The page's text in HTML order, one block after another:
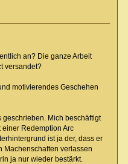
an? Die ganze Arbeit
versandet?
motivierendes Geschehen
geschrieben. Mich beschäftigt
Redemption Arc
ist ja der, dass er
Machenschaften verlassen
ja nur wieder bestärkt.